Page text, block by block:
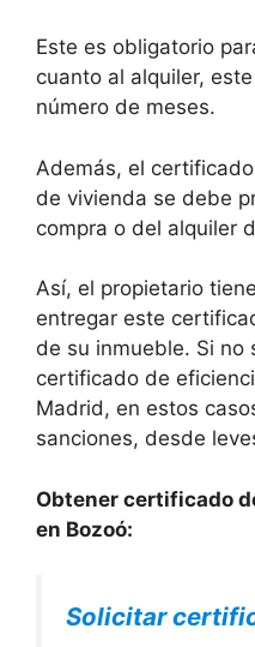
Este es obligatorio
cuanto al alquiler,
número de meses.
Además, el
de vivienda se debe
compra o del alquiler
Así, el propietario
entregar este
de su inmueble. Si no
certificado de
Madrid, en estos
sanciones, desde
Obtener certificado
en Bozoó:
Solicitar